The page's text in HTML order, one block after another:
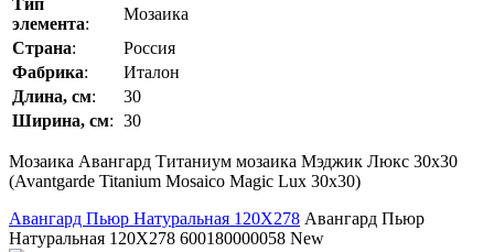
Тип
элемента:
Мозаика
Страна:
Россия
Фабрика:
Италон
Длина, см:
30
Ширина, см: 30
Мозаика Авангард Титаниум мозаика Мэджик Люкс 30x30
(Avantgarde Titanium Mosaico Magic Lux 30x30)
Авангард Пьюр Натуральная 120Х278 Авангард Пьюр
Натуральная 120Х278 600180000058 New